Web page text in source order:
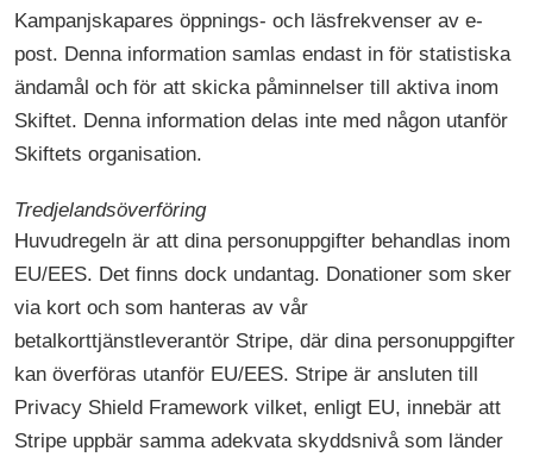
Kampanjskapares öppnings- och läsfrekvenser av e-
post. Denna information samlas endast in för statistiska
ändamål och för att skicka påminnelser till aktiva inom
Skiftet. Denna information delas inte med någon utanför
Skiftets organisation.
Tredjelandsöverföring
Huvudregeln är att dina personuppgifter behandlas inom
EU/EES. Det finns dock undantag. Donationer som sker
via kort och som hanteras av vår
betalkorttjänstleverantör Stripe, där dina personuppgifter
kan överföras utanför EU/EES. Stripe är ansluten till
Privacy Shield Framework vilket, enligt EU, innebär att
Stripe uppbär samma adekvata skyddsnivå som länder